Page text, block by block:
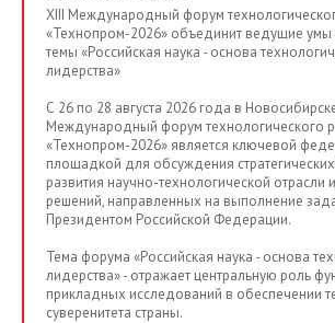
XIII Международный форум
«Технопром-2026» объединит ведущие умы
темы «Российская наука - основа
лидерства»
С 26 по 28 августа 2026 года в
Международный форум технологического
«Технопром-2026» является ключевой
площадкой для обсуждения
развития научно-технологической
решений, направленных на выполнение
Президентом Российской Федерации.
Тема форума «Российская наука - основа
лидерства» - отражает центральную роль
прикладных исследований в обеспечении
суверенитета страны.